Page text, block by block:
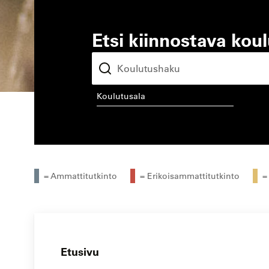
Etsi kiinnostava
koulutusala
= Ammattitutkinto = Erikoisammattitutkinto
Etusivu